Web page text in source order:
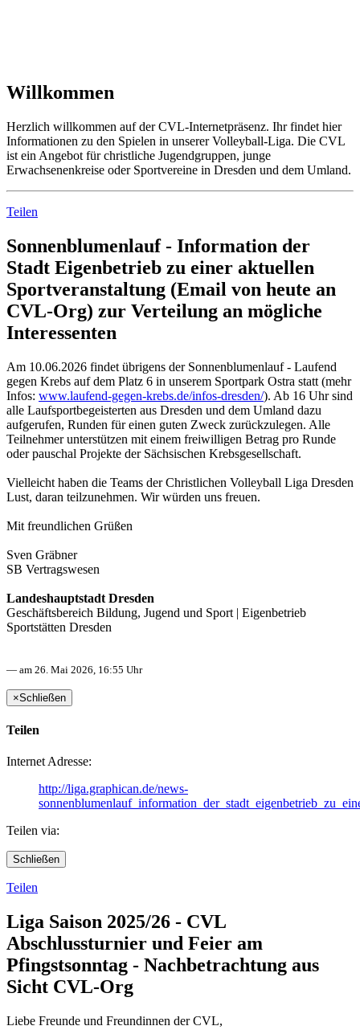
Willkommen
Herzlich willkommen auf der CVL-Internetpräsenz. Ihr findet hier
Informationen zu den Spielen in unserer Volleyball-Liga. Die CVL
ist ein Angebot für christliche Jugendgruppen, junge
Erwachsenenkreise oder Sportvereine in Dresden und dem Umland.
Teilen
Sonnenblumenlauf - Information der
Stadt Eigenbetrieb zu einer aktuellen
Sportveranstaltung (Email von heute an
CVL-Org) zur Verteilung an mögliche
Interessenten
Am 10.06.2026 findet übrigens der Sonnenblumenlauf - Laufend
gegen Krebs auf dem Platz 6 in unserem Sportpark Ostra statt (mehr
Infos: www.laufend-gegen-krebs.de/infos-dresden/). Ab 16 Uhr sind
alle Laufsportbegeisterten aus Dresden und dem Umland dazu
aufgerufen, Runden für einen guten Zweck zurückzulegen. Alle
Teilnehmer unterstützen mit einem freiwilligen Betrag pro Runde
oder pauschal Projekte der Sächsischen Krebsgesellschaft.
Vielleicht haben die Teams der Christlichen Volleyball Liga Dresden
Lust, daran teilzunehmen. Wir würden uns freuen.
Mit freundlichen Grüßen
Sven Gräbner
SB Vertragswesen
Landeshauptstadt Dresden
Geschäftsbereich Bildung, Jugend und Sport | Eigenbetrieb
Sportstätten Dresden
— am 26. Mai 2026, 16:55 Uhr
×Schließen
Teilen
Internet Adresse:
http://liga.graphican.de/news-
Teilen via:
Schließen
Teilen
Liga Saison 2025/26 - CVL
Abschlussturnier und Feier am
Pfingstsonntag - Nachbetrachtung aus
Sicht CVL-Org
Liebe Freunde und Freundinnen der CVL,